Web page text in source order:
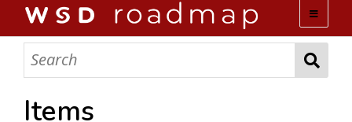
WSD ROADMAP
ABOUT US
Items